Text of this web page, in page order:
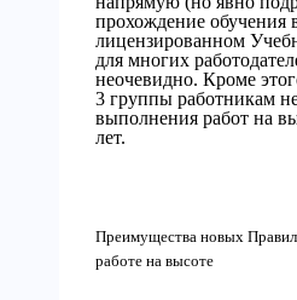
прохождение обучения
лицензированном
для многих
неочевидно. Кроме
3 группы работникам
выполнения работ на
лет.
Преимущества новых
работе на высоте